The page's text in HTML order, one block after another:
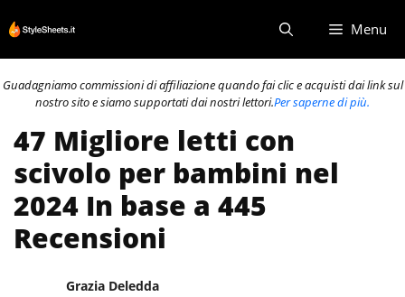
al
contenuto
Menu
Guadagniamo commissioni di affiliazione quando fai clic e acquisti dai link sul
nostro sito e siamo supportati dai nostri lettori.Per saperne di più.
47 Migliore letti con
scivolo per bambini nel
2024 In base a 445
Recensioni
Grazia Deledda